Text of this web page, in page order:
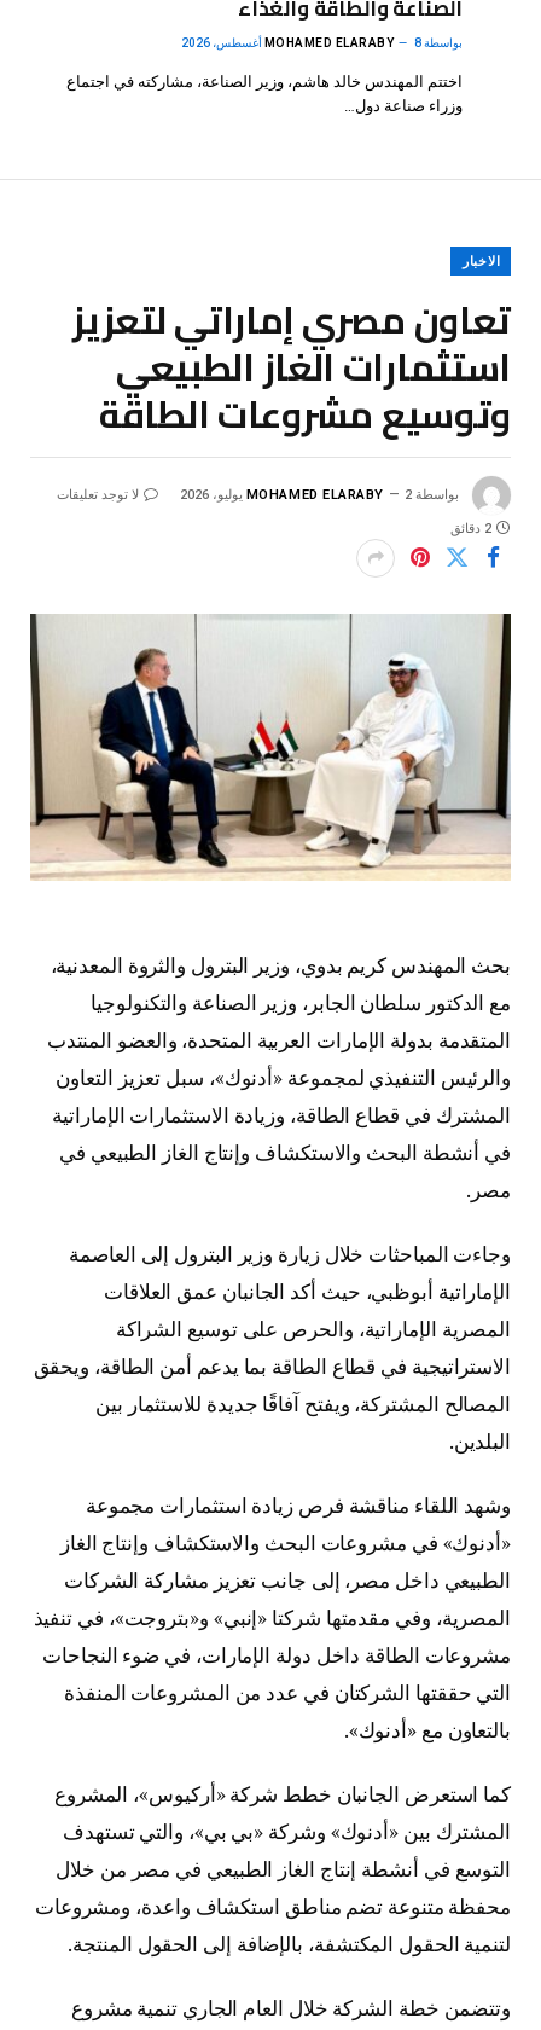
الصناعة والطاقة والغذاء
بواسطة MOHAMED ELARABY 8 أغسطس، 2026
اختتم المهندس خالد هاشم، وزير الصناعة، مشاركته في اجتماع
وزراء صناعة دول…
الاخبار
تعاون مصري إماراتي لتعزيز
استثمارات الغاز الطبيعي
وتوسيع مشروعات الطاقة
بواسطة MOHAMED ELARABY 2 يوليو، 2026 لا توجد تعليقات
2 دقائق
بحث المهندس كريم بدوي، وزير البترول والثروة المعدنية،
مع الدكتور سلطان الجابر، وزير الصناعة والتكنولوجيا
المتقدمة بدولة الإمارات العربية المتحدة، والعضو المنتدب
والرئيس التنفيذي لمجموعة «أدنوك»، سبل تعزيز التعاون
المشترك في قطاع الطاقة، وزيادة الاستثمارات الإماراتية
في أنشطة البحث والاستكشاف وإنتاج الغاز الطبيعي في
مصر.
وجاءت المباحثات خلال زيارة وزير البترول إلى العاصمة
الإماراتية أبوظبي، حيث أكد الجانبان عمق العلاقات
المصرية الإماراتية، والحرص على توسيع الشراكة
الاستراتيجية في قطاع الطاقة بما يدعم أمن الطاقة، ويحقق
المصالح المشتركة، ويفتح آفاقًا جديدة للاستثمار بين
البلدين.
وشهد اللقاء مناقشة فرص زيادة استثمارات مجموعة
«أدنوك» في مشروعات البحث والاستكشاف وإنتاج الغاز
الطبيعي داخل مصر، إلى جانب تعزيز مشاركة الشركات
المصرية، وفي مقدمتها شركتا «إنبي» و«بتروجت»، في تنفيذ
مشروعات الطاقة داخل دولة الإمارات، في ضوء النجاحات
التي حققتها الشركتان في عدد من المشروعات المنفذة
بالتعاون مع «أدنوك».
كما استعرض الجانبان خطط شركة «أركيوس»، المشروع
المشترك بين «أدنوك» وشركة «بي بي»، والتي تستهدف
التوسع في أنشطة إنتاج الغاز الطبيعي في مصر من خلال
محفظة متنوعة تضم مناطق استكشاف واعدة، ومشروعات
لتنمية الحقول المكتشفة، بالإضافة إلى الحقول المنتجة.
وتتضمن خطة الشركة خلال العام الجاري تنمية مشروع